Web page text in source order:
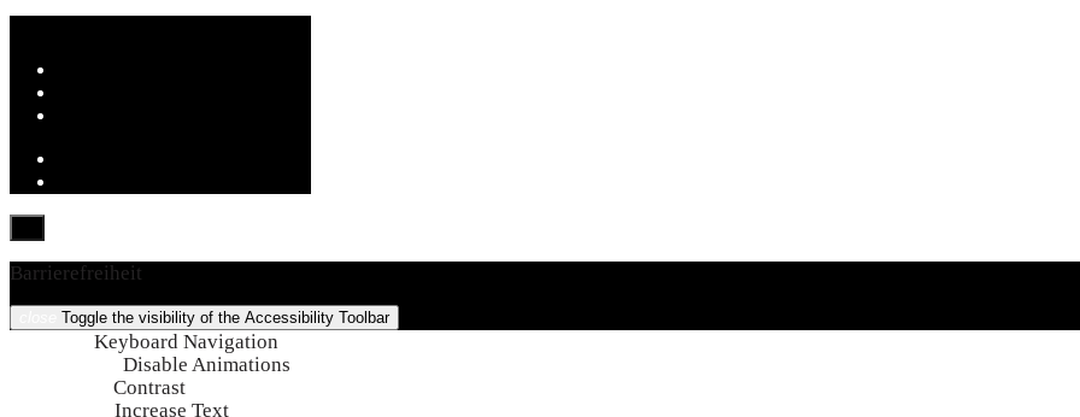
Barrierefreiheit
Toggle the visibility of the Accessibility Toolbar
Keyboard Navigation
Disable Animations
Contrast
Increase Text